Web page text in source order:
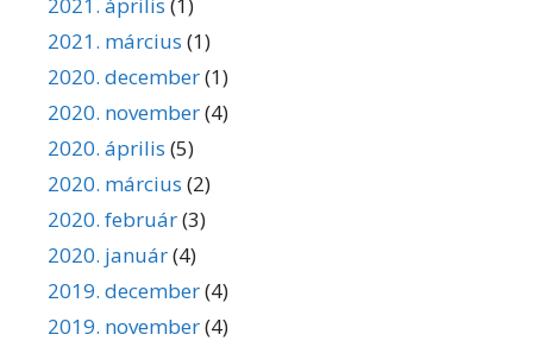
2021. április (1)
2021. március (1)
2020. december(1)
2020. november(4)
2020. április (5)
2020. március (2)
2020. február(3)
2020. január(4)
2019. december(4)
2019. november(4)